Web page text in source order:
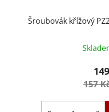
Šroubovák křížový
157